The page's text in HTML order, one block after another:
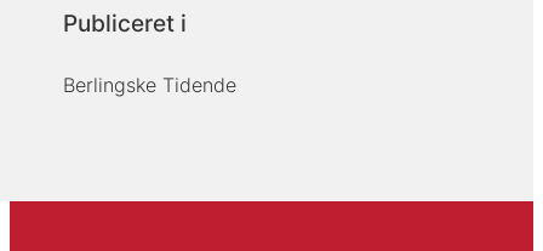
Publiceret i
Berlingske Tidende